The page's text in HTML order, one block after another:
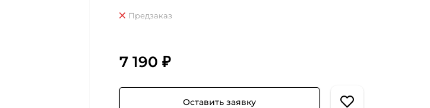
Предзаказ
7 190 ₽
Оставить заявку